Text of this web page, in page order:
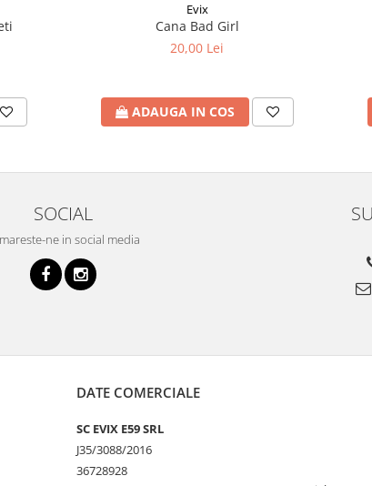
Evix
Cana Bad Girl
20,00 Lei
ADAUGA IN COS
SOCIAL
ne in social media
DATE COMERCIALE
SC EVIX E59 SRL
J35/3088/2016
36728928